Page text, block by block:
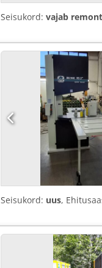
Seisukord: vajab
Seisukord: uus,